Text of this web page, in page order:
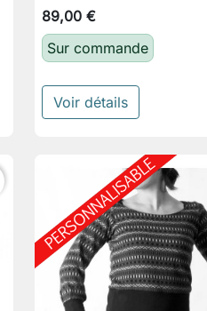
89,00 €
Sur commande
Voir détails